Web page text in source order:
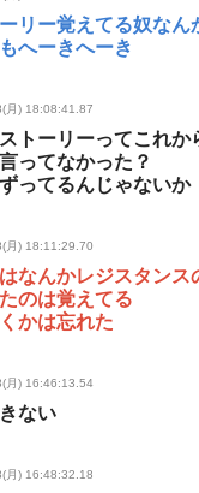
リー覚えてる奴なん
へーきへーき
月) 18:08:41.87
トーリーってこれか
ってなかった？
ってるんじゃないか
月) 18:11:29.70
なんかレジスタンス
のは覚えてる
かは忘れた
月) 16:46:13.54
ない
月) 16:48:32.18